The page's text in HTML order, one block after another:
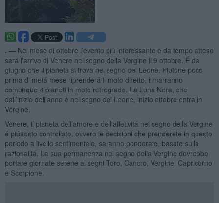
. — Nel mese di ottobre l’evento piú interessante e da tempo atteso
sará l’arrivo di Venere nel segno della Vergine il 9 ottobre. É da
giugno che il pianeta si trova nel segno del Leone. Plutone poco
prima di metá mese riprenderá il moto diretto, rimarranno
comunque 4 pianeti in moto retrogrado. La Luna Nera, che
dall’inizio dell’anno é nel segno del Leone, inizio ottobre entra in
Vergine.
Venere, il pianeta dell’amore e dell’affetivitá nel segno della Vergine
é piúttosto controllato, ovvero le decisioni che prenderete in questo
periodo a livello sentimentale, saranno ponderate, basate sulla
razionalitá. La sua permanenza nel segno della Vergine dovrebbe
portare giornate serene ai segni Toro, Cancro, Vergine, Capricorno
e Scorpione.